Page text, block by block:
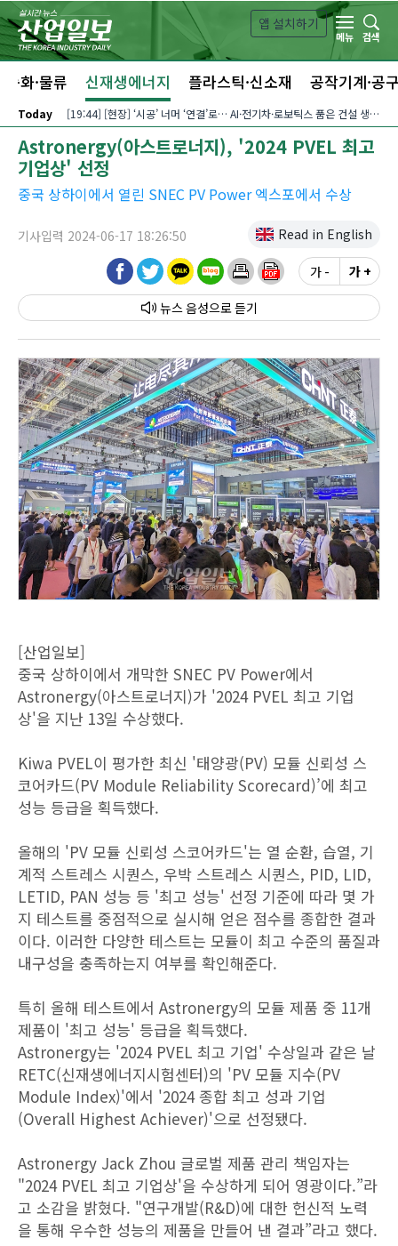
본문 바로가기
앱 설치하기
메뉴
검색
동화·물류 신재생에너지 플라스틱·신소재 공작기계·공
Today [19:44] [현장] ‘시공’ 너머 ‘연결’로… AI·전기차·로보틱스 품은 건설 생태계
Astronergy(아스트로너지), '2024 PVEL 최고
기업상' 선정
중국 상하이에서 열린 SNEC PV Power 엑스포에서 수상
기사입력 2024-06-17 18:26:50 Read in English
뉴스 음성
가 - 가 +
[산업일보]
중국 상하이에서 개막한 SNEC PV Power에서
Astronergy(아스트로너지)가 '2024 PVEL 최고 기업
상'을 지난 13일 수상했다.
Kiwa PVEL이 평가한 최신 '태양광(PV) 모듈 신뢰성 스
코어카드(PV Module Reliability Scorecard)’에 최고
성능 등급을 획득했다.
올해의 'PV 모듈 신뢰성 스코어카드'는 열 순환, 습열, 기
계적 스트레스 시퀀스, 우박 스트레스 시퀀스, PID, LID,
LETID, PAN 성능 등 '최고 성능' 선정 기준에 따라 몇 가
지 테스트를 중점적으로 실시해 얻은 점수를 종합한 결과
이다. 이러한 다양한 테스트는 모듈이 최고 수준의 품질과
내구성을 충족하는지 여부를 확인해준다.
특히 올해 테스트에서 Astronergy의 모듈 제품 중 11개
제품이 '최고 성능' 등급을 획득했다.
Astronergy는 '2024 PVEL 최고 기업' 수상일과 같은 날
RETC(신재생에너지시험센터)의 'PV 모듈 지수(PV
Module Index)'에서 '2024 종합 최고 성과 기업
(Overall Highest Achiever)'으로 선정됐다.
Astronergy Jack Zhou 글로벌 제품 관리 책임자는
"2024 PVEL 최고 기업상'을 수상하게 되어 영광이다.”라
고 소감을 밝혔다. "연구개발(R&D)에 대한 헌신적 노력
을 통해 우수한 성능의 제품을 만들어 낸 결과”라고 했다.